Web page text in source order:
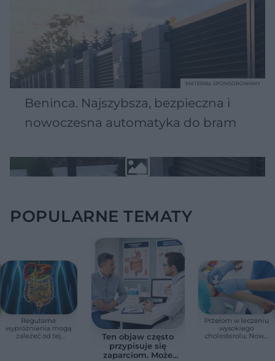
Beninca. Najszybsza, bezpieczna i
nowoczesna automatyka do bram
MATERIAŁ SPONSOROWANY
POPULARNE TEMATY
Regularne
wypróżnienia mogą
zależeć od tej
Ten objaw często
przypisuje się
zaparciom. Może
Przełom w leczeniu
wysokiego
cholesterolu. Nowa